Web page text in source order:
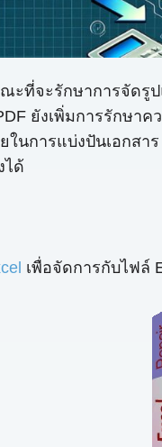
ะที่จะรักษาการจัด
ยังเพิ่มการรักษ
นการแบ่งปันเอกส
ได้
เพื่อจัดการกับไฟล์